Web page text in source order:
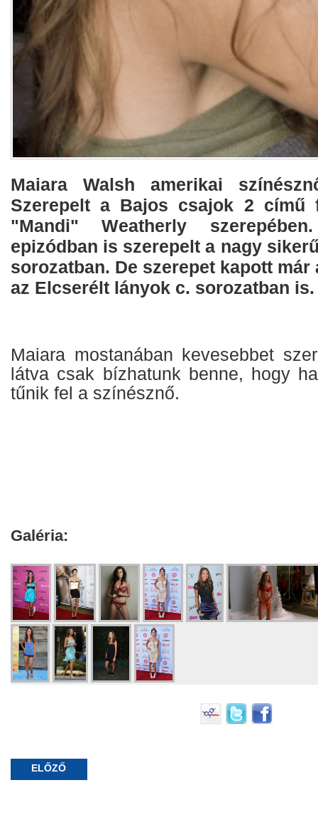
Maiara Walsh amerikai
Szerepelt a Bajos csajok 2 című
"Mandi" Weatherly
epizódban is szerepelt a nagy
sorozatban. De szerepet kapott
az Elcserélt lányok c. sorozatban is.
Maiara mostanában kevesebbet
látva csak bízhatunk benne, hogy
tűnik fel a színésznő.
Galéria:
ELŐZŐ